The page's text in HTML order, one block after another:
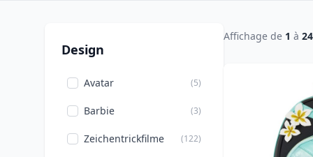
Design
Avatar (5)
Barbie (3)
Zeichentrickfilme (122)
Affichage de 1 à 24